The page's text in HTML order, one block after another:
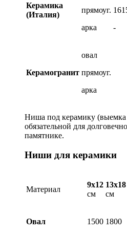
Керамика
(Италия)
прямоуг.
арка
-
Керамогранит
овал
прямоуг.
арка
Ниша под керамику (выемка
обязательной для
памятнике.
Ниши для керамики
Материал
9х12
см
13х18
см
Овал 1500 1800